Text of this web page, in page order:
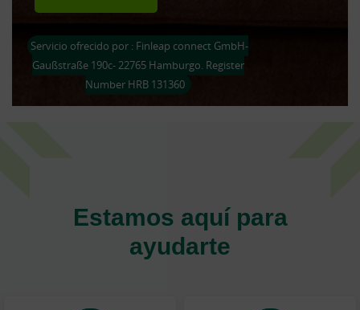
Servicio ofrecido por : Finleap connect GmbH-
Gaußstraße 190c- 22765 Hamburgo. Register
Number HRB 131360
Estamos aquí para
ayudarte